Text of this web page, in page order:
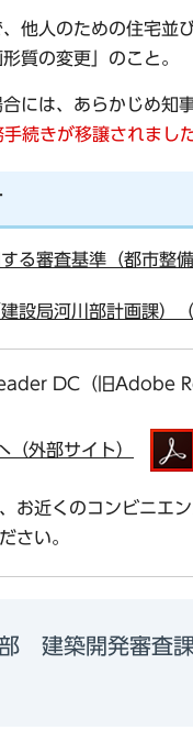
他人のための住宅
質の変更」のこと。
には、あらかじめ知
続きが移譲されました
る審査基準（都市整
設局河川部計画課）
DC（旧Adobe
外部サイト）
お近くのコンビニエ
さい。
建築開発審査